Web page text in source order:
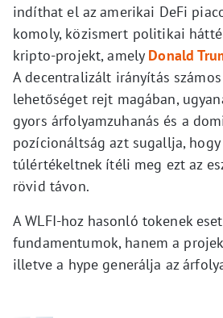
indíthat el az amerikai DeFi
komoly, közismert politikai
kripto-projekt, amely Donald
A decentralizált irányítás
lehetőséget rejt magában,
gyors árfolyamzuhanás és a
pozícionáltság azt sugallja,
túlértékeltnek ítéli meg ezt az
rövid távon.
A WLFI-hoz hasonló tokenek
fundamentumok, hanem a
illetve a hype generálja az